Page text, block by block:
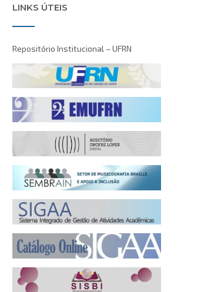
LINKS ÚTEIS
Repositório Institucional – UFRN